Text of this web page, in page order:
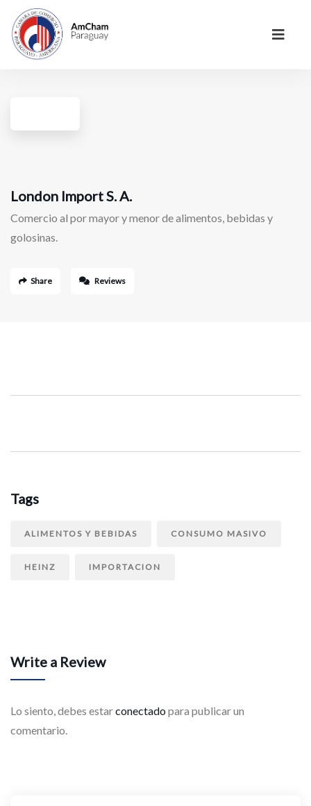
London Import S. A.
Comercio al por mayor y menor de alimentos, bebidas y
golosinas.
Share Reviews
Tags
ALIMENTOS Y BEBIDAS CONSUMO MASIVO
HEINZ IMPORTACION
Write a Review
Lo siento, debes estarconectadopara publicar un
comentario.